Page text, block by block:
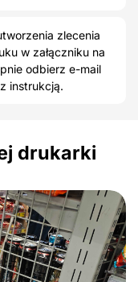
zlecenia
w załączniku na
odbierz e-mail
instrukcją.
drukarki